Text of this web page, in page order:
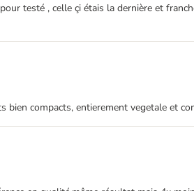
testé , celle çi étais la dernière et
compacts, entierement vegetale et